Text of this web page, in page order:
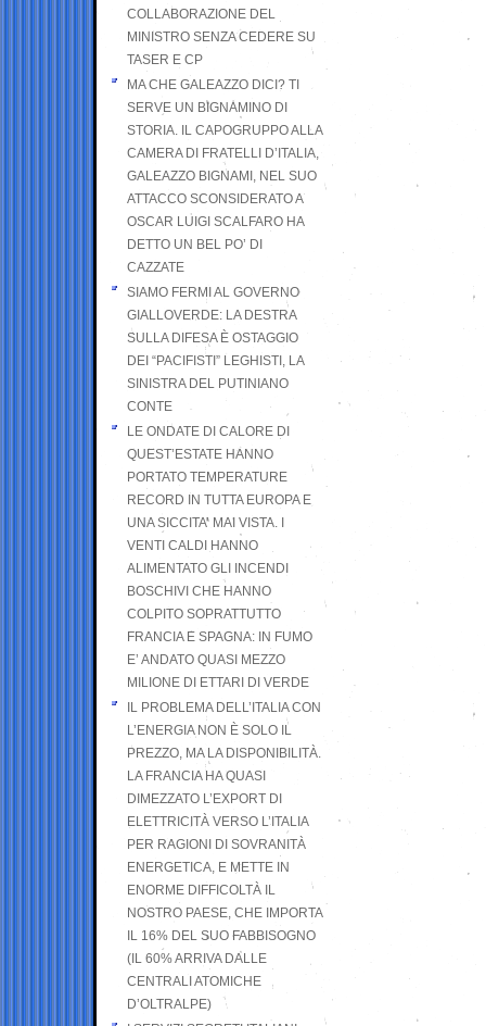
COLLABORAZIONE DEL
MINISTRO SENZA CEDERE SU
TASER E CP
MA CHE GALEAZZO DICI? TI
SERVE UN BIGNAMINO DI
STORIA. IL CAPOGRUPPO ALLA
CAMERA DI FRATELLI D’ITALIA,
GALEAZZO BIGNAMI, NEL SUO
ATTACCO SCONSIDERATO A
OSCAR LUIGI SCALFARO HA
DETTO UN BEL PO’ DI
CAZZATE
SIAMO FERMI AL GOVERNO
GIALLOVERDE: LA DESTRA
SULLA DIFESA È OSTAGGIO
DEI “PACIFISTI” LEGHISTI, LA
SINISTRA DEL PUTINIANO
CONTE
LE ONDATE DI CALORE DI
QUEST’ESTATE HANNO
PORTATO TEMPERATURE
RECORD IN TUTTA EUROPA E
UNA SICCITA’ MAI VISTA. I
VENTI CALDI HANNO
ALIMENTATO GLI INCENDI
BOSCHIVI CHE HANNO
COLPITO SOPRATTUTTO
FRANCIA E SPAGNA: IN FUMO
E’ ANDATO QUASI MEZZO
MILIONE DI ETTARI DI VERDE
IL PROBLEMA DELL’ITALIA CON
L’ENERGIA NON È SOLO IL
PREZZO, MA LA DISPONIBILITÀ.
LA FRANCIA HA QUASI
DIMEZZATO L’EXPORT DI
ELETTRICITÀ VERSO L’ITALIA
PER RAGIONI DI SOVRANITÀ
ENERGETICA, E METTE IN
ENORME DIFFICOLTÀ IL
NOSTRO PAESE, CHE IMPORTA
IL 16% DEL SUO FABBISOGNO
(IL 60% ARRIVA DALLE
CENTRALI ATOMICHE
D’OLTRALPE)